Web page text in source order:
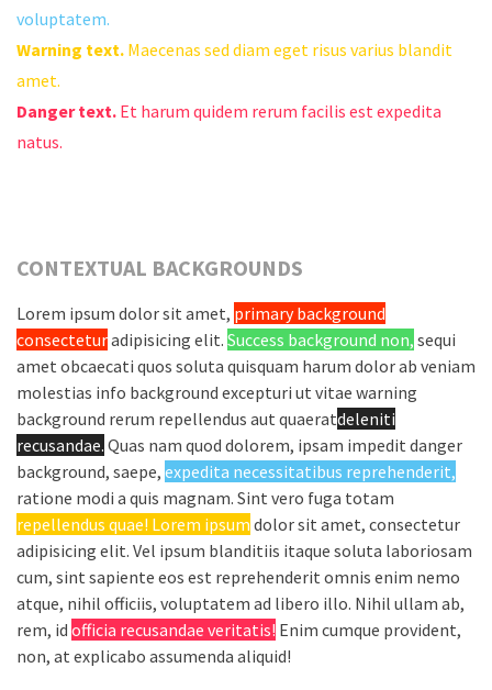
voluptatem.
Warning text. Maecenas sed diam eget risus varius blandit
amet.
Danger text. Et harum quidem rerum facilis est expedita
natus.
CONTEXTUAL BACKGROUNDS
Lorem ipsum dolor sit amet, primary background
consecteturadipisicing elit. Success background non, sequi
amet obcaecati quos soluta quisquam harum dolor ab veniam
molestias info background excepturi ut vitae warning
background rerum repellendus aut quaeratdeleniti
recusandae. Quas nam quod dolorem, ipsam impedit danger
background, saepe, expedita necessitatibus reprehenderit,
ratione modi a quis magnam. Sint vero fuga totam
repellendus quae! Lorem ipsum dolor sit amet, consectetur
adipisicing elit. Vel ipsum blanditiis itaque soluta laboriosam
cum, sint sapiente eos est reprehenderit omnis enim nemo
atque, nihil officiis, voluptatem ad libero illo. Nihil ullam ab,
rem, id officia recusandae veritatis! Enim cumque provident,
non, at explicabo assumenda aliquid!